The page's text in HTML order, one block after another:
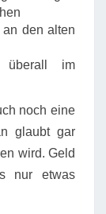
an den alten
überall im
noch eine
glaubt gar
wird. Geld
nur etwas